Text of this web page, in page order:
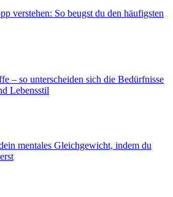
verstehen: So beugst du den häufigsten
– so unterscheiden sich die Bedürfnisse
Lebensstil
mentales Gleichgewicht, indem du